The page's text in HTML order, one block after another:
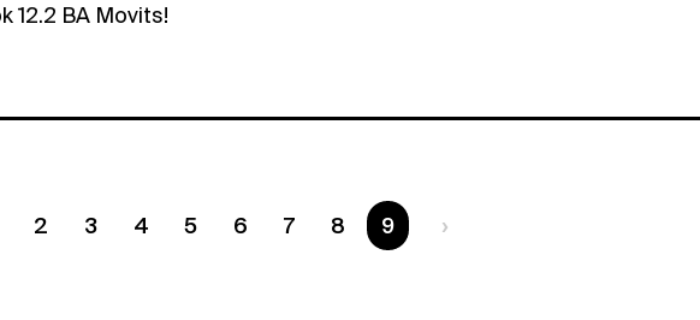
12.2 BA Movits!
2 3 4 5 6 7 8 Ste na strane
9